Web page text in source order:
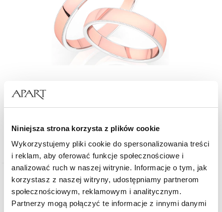
Niniejsza strona korzysta z plików cookie
Wykorzystujemy pliki cookie do spersonalizowania treści
i reklam, aby oferować funkcje społecznościowe i
analizować ruch w naszej witrynie. Informacje o tym, jak
korzystasz z naszej witryny, udostępniamy partnerom
społecznościowym, reklamowym i analitycznym.
Partnerzy mogą połączyć te informacje z innymi danymi
Cena za parę obrączek dla próby: 585
Cena regularna:9 118 zł
(-30%)
Najniższa cena:
9 118 (-30%)
Promocja
Wiele wariantów